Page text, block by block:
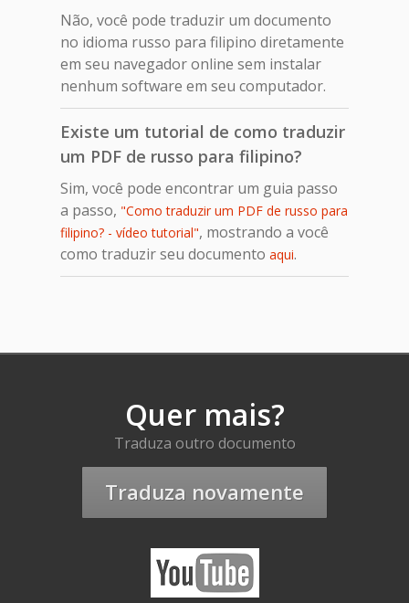
Não, você pode traduzir um documento
no idioma russo para filipino diretamente
em seu navegador online sem instalar
nenhum software em seu computador.
Existe um tutorial de como traduzir
um PDF de russo para filipino?
Sim, você pode encontrar um guia passo
a passo, "Como traduzir um PDF de russo para
filipino? - vídeo tutorial", mostrando a você
como traduzir seu documento aqui.
Quer mais?
Traduza outro documento
Traduza novamente